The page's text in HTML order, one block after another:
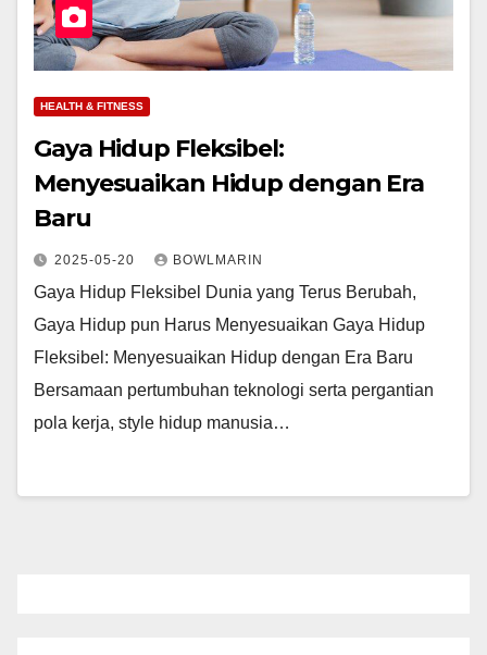
HEALTH & FITNESS
Gaya Hidup Fleksibel:
Menyesuaikan Hidup dengan Era
Baru
2025-05-20 BOWLMARIN
Gaya Hidup Fleksibel Dunia yang Terus Berubah,
Gaya Hidup pun Harus Menyesuaikan Gaya Hidup
Fleksibel: Menyesuaikan Hidup dengan Era Baru
Bersamaan pertumbuhan teknologi serta pergantian
pola kerja, style hidup manusia…